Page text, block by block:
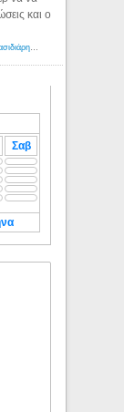
και ο
Αμερικανοί ρατσιστές αναρωτιούνται αν ο Ηλίας Κασιδιάρης ανήκει στη λευκή φυλή... - Λόγιος Ερμής
Σαβ